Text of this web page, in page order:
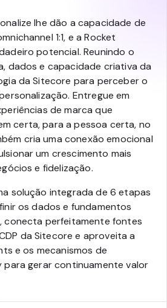
lhe dão a capacidade de
1:1, e a Rocket
potencial. Reunindo o
dados e capacidade criativa da
da Sitecore para perceber o
Entregue em
de marca que
certa, para a pessoa certa, no
cria uma conexão emocional
um crescimento mais
e fidelização.
solução integrada de 6 etapas
os dados e fundamentos
conecta perfeitamente fontes
da Sitecore e aproveita a
e os mecanismos de
para gerar continuamente valor